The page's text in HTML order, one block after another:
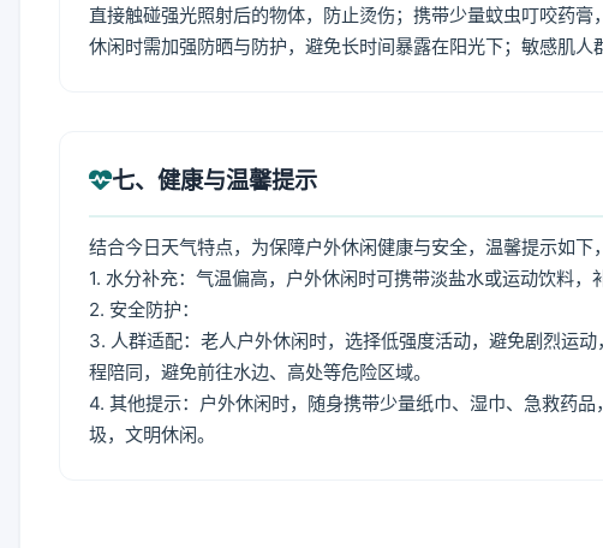
直接触碰强光照射后的物体，防止烫伤；携带少量蚊虫叮咬药
休闲时需加强防晒与防护，避免长时间暴露在阳光下；敏感肌人
七、健康与温馨提示
结合今日天气特点，为保障户外休闲健康与安全，温馨提示如下
1. 水分补充：气温偏高，户外休闲时可携带淡盐水或运动饮料，
2. 安全防护：
3. 人群适配：老人户外休闲时，选择低强度活动，避免剧烈运
程陪同，避免前往水边、高处等危险区域。
4. 其他提示：户外休闲时，随身携带少量纸巾、湿巾、急救药
圾，文明休闲。